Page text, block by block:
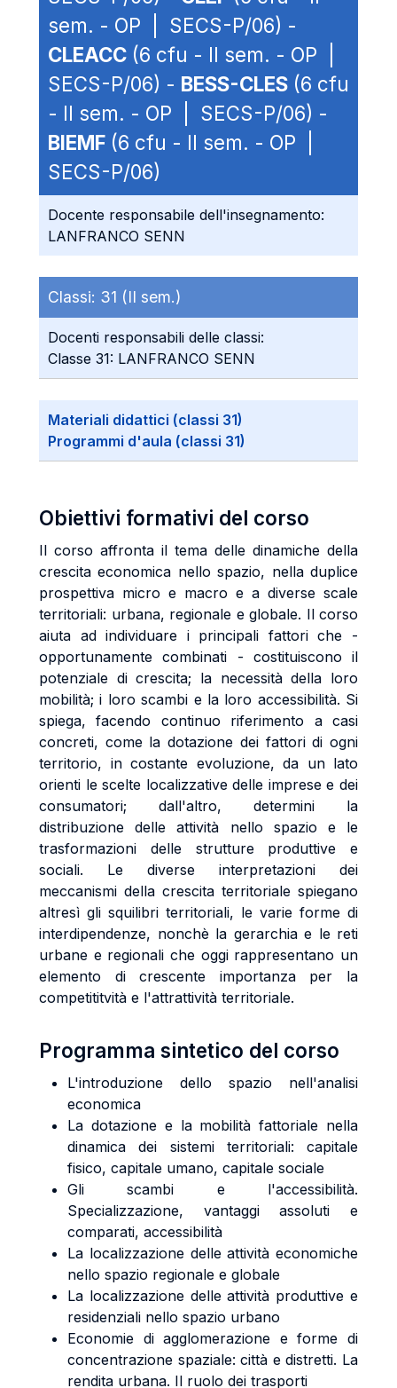
sem. - OP | SECS-P/06) -
CLEACC (6 cfu - II sem. - OP |
SECS-P/06) - BESS-CLES (6 cfu
- II sem. - OP | SECS-P/06) -
BIEMF (6 cfu - II sem. - OP |
SECS-P/06)
Docente responsabile dell'insegnamento:
LANFRANCO SENN
Classi: 31 (II sem.)
Docenti responsabili delle classi:
Classe 31: LANFRANCO SENN
Materiali didattici (classi 31)
Programmi d'aula (classi 31)
Obiettivi formativi del corso
Il corso affronta il tema delle dinamiche della
crescita economica nello spazio, nella duplice
prospettiva micro e macro e a diverse scale
territoriali: urbana, regionale e globale. Il corso
aiuta ad individuare i principali fattori che -
opportunamente combinati - costituiscono il
potenziale di crescita; la necessità della loro
mobilità; i loro scambi e la loro accessibilità. Si
spiega, facendo continuo riferimento a casi
concreti, come la dotazione dei fattori di ogni
territorio, in costante evoluzione, da un lato
orienti le scelte localizzative delle imprese e dei
consumatori; dall'altro, determini la
distribuzione delle attività nello spazio e le
trasformazioni delle strutture produttive e
sociali. Le diverse interpretazioni dei
meccanismi della crescita territoriale spiegano
altresì gli squilibri territoriali, le varie forme di
interdipendenze, nonchè la gerarchia e le reti
urbane e regionali che oggi rappresentano un
elemento di crescente importanza per la
competititvità e l'attrattività territoriale.
Programma sintetico del corso
L'introduzione dello spazio nell'analisi
economica
La dotazione e la mobilità fattoriale nella
dinamica dei sistemi territoriali: capitale
fisico, capitale umano, capitale sociale
Gli scambi e l'accessibilità.
Specializzazione, vantaggi assoluti e
comparati, accessibilità
La localizzazione delle attività economiche
nello spazio regionale e globale
La localizzazione delle attività produttive e
residenziali nello spazio urbano
Economie di agglomerazione e forme di
concentrazione spaziale: città e distretti. La
rendita urbana. Il ruolo dei trasporti